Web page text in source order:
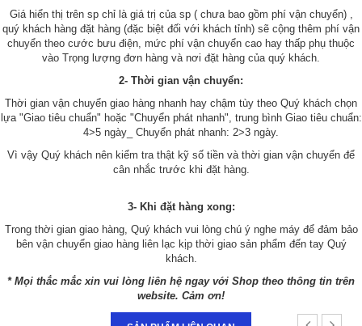
Giá hiển thị trên sp chỉ là giá trị của sp ( chưa bao gồm phí vận chuyển) ,
quý khách hàng đặt hàng (đặc biệt đối với khách tỉnh) sẽ cộng thêm phí vận
chuyển theo cước bưu điện, mức phí vận chuyển cao hay thấp phụ thuộc
vào Trọng lượng đơn hàng và nơi đặt hàng của quý khách.
2- Thời gian vận chuyển:
Thời gian vận chuyển giao hàng nhanh hay chậm tùy theo Quý khách chọn
lựa "Giao tiêu chuẩn" hoặc "Chuyển phát nhanh", trung bình Giao tiêu chuẩn:
4>5 ngày_ Chuyển phát nhanh: 2>3 ngày.
Vì vậy Quý khách nên kiểm tra thật kỹ số tiền và thời gian vận chuyển để
cân nhắc trước khi đặt hàng.
3- Khi đặt hàng xong:
Trong thời gian giao hàng, Quý khách vui lòng chú ý nghe máy để đảm bảo
bên vận chuyển giao hàng liên lạc kịp thời giao sản phẩm đến tay Quý
khách.
* Mọi thắc mắc xin vui lòng liên hệ ngay với Shop theo thông tin trên
website. Cảm ơn!